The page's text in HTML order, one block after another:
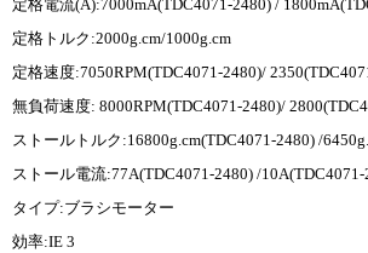
定格電流(A):7000mA(TDC4071-2480) /
定格トルク:2000g.cm/1000g.cm
定格速度:7050RPM(TDC4071-2480)/
無負荷速度: 8000RPM(TDC4071-2480)/
ストールトルク:16800g.cm(TDC4071-2480) /
ストール電流:77A(TDC4071-2480) /10A(TDC4071-
タイプ:ブラシモーター
効率:IE 3